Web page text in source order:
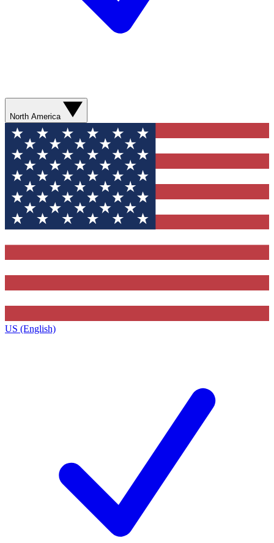
North America
US (English)